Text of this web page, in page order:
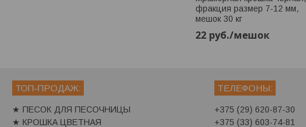
фракция размер 7-12 мм,
мешок 30 кг
22 руб./мешок
ТОП-ПРОДАЖ:
★ ПЕСОК ДЛЯ ПЕСОЧНИЦЫ
★ КРОШКА ЦВЕТНАЯ
ТЕЛЕФОНЫ:
+375 (29) 620-87-30
+375 (33) 603-74-81